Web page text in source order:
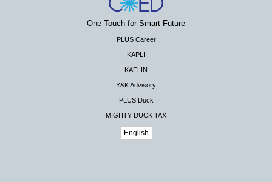
One Touch for Smart Future
PLUS Career
KAPLI
KAFLIN
Y&K Advisory
PLUS Duck
MIGHTY DUCK TAX
English